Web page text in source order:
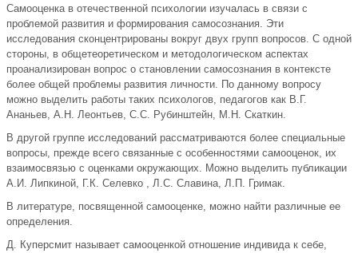
Самооценка в отечественной психологии изучалась в связи с
проблемой развития и формирования самосознания. Эти
исследования сконцентрированы вокруг двух групп вопросов. С одной
стороны, в общетеоретическом и методологическом аспектах
проанализирован вопрос о становлении самосознания в контексте
более общей проблемы развития личности. По данному вопросу
можно выделить работы таких психологов, педагогов как В.Г.
Ананьев, А.Н. Леонтьев, С.С. Рубинштейн, М.Н. Скаткин.
В другой группе исследований рассматриваются более специальные
вопросы, прежде всего связанные с особенностями самооценок, их
взаимосвязью с оценками окружающих. Можно выделить публикации
А.И. Липкиной, Г.К. Селевко , Л.С. Славина, Л.П. Гримак.
В литературе, посвященной самооценке, можно найти различные ее
определения.
Д. Куперсмит называет самооценкой отношение индивида к себе,